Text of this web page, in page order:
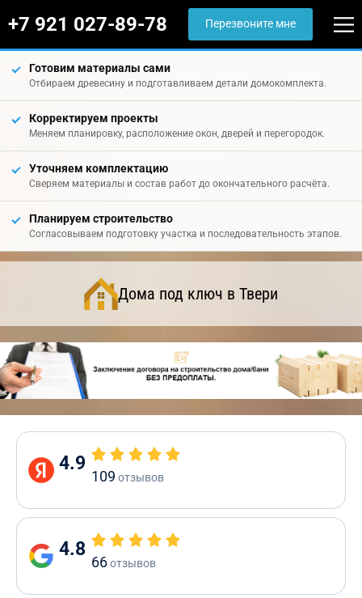
+7 921 027-89-78 Перезвоните мне
Готовим материалы сами
Отбираем древесину и подготавливаем детали домокомплекта.
Корректируем проекты
Меняем планировку, расположение окон, дверей и перегородок.
Уточняем комплектацию
Сверяем материалы и состав работ до окончательного расчёта.
Планируем строительство
Согласовываем подготовку участка и последовательность этапов.
Дома под ключ в Твери
4.9
109 отзывов
4.8
66отзывов